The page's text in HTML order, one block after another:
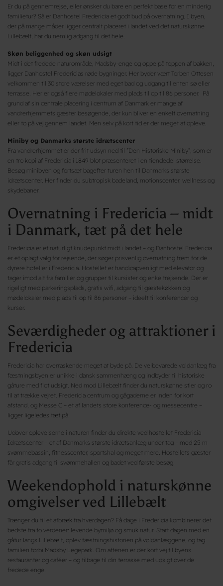
Er du på gennemrejse, eller ønsker du bare en perfekt base for en minderig
familietur? Så er Danhostel Fredericia et godt bud på overnatning. I byen,
der på mange måder ligger centralt placeret i landet ved det naturskønne
Lillebælt, har du nemlig adgang til det hele.
Skøn beliggenhed og skøn udsigt
Midt i det fredede naturområde, Madsby-enge og oppe på toppen af bakken,
ligger Danhostel Fredericias røde bygninger. Her byder vært Torben Ottesen
velkommen til 30 store værelser med eget bad og udgang til enten sø eller
terrasse. Her er også flere mødelokaler med plads til op til 86 personer. På
grund af sin centrale placering i centrum af Danmark er mange af
vandrerhjemmets gæster besøgende, der kun bliver en enkelt overnatning
eller to på vej gennem landet. Men selv på kort tid er der meget at opleve.
Miniby og Danmarks største idrætscenter
Fra vandrerhjemmet er der frit udsyn ned til ”Den Historiske Miniby”, som er
en tro kopi af Fredericia i 1849 blot præsenteret i en tiendedel størrelse.
Besøg minibyen og fortsæt bagefter turen hen til Danmarks største
idrætscenter. Her finder du subtropisk badeland, motionscenter, wellness og
skydebaner.
Overnatning i Fredericia – midt
i Danmark, tæt på det hele
Fredericia er et naturligt knudepunkt midt i landet – og Danhostel Fredericia
er et oplagt valg for rejsende, der søger prisvenlig overnatning frem for de
dyrere hoteller i Fredericia. Hostellet er handicapvenligt med elevator og
tager imod alt fra familier og grupper til kursister og enkeltrejsende. Der er
rigeligt med parkeringsplads, gratis wifi, adgang til gæstekøkken og
mødelokaler med plads til op til 86 personer – ideelt til konferencer og
kurser.
Seværdigheder og attraktioner i
Fredericia
Fredericia har overraskende meget at byde på. De velbevarede voldanlæg fra
fæstningsbyen er unikke i dansk sammenhæng og indbyder til historiske
gåture med flot udsigt. Ned mod Lillebælt finder du naturskønne stier og ro
til at trække vejret. Fredericia centrum og gågaderne er inden for kort
afstand, og Messe C – et af landets store konference- og messecentre –
ligger ligeledes tæt på.
Udover oplevelserne i naturen finder du direkte ved hostellet Fredericia
Idrætscenter – et af Danmarks største idrætsanlæg under tag – med 25 m
svømmebassin, fitnesscenter, sportshal og meget mere. Hostellets gæster
får gratis adgang til svømmehallen og badet ved første besøg.
Weekendophold i naturskønne
omgivelser ved Lillebælt
Trænger du til et afbræk fra hverdagen? Få dage i Fredericia kombinerer det
bedste fra to verdener: levende bymiljø og smuk natur. Start dagen med en
gåtur langs Lillebælt, oplev fæstningshistorien på voldanlæggene, og tag
familien forbi Madsby Legepark. Om aftenen er der kort vej til byens
restauranter og caféer – og tilbage til din terrasse med udsigt over de
fredede enge.